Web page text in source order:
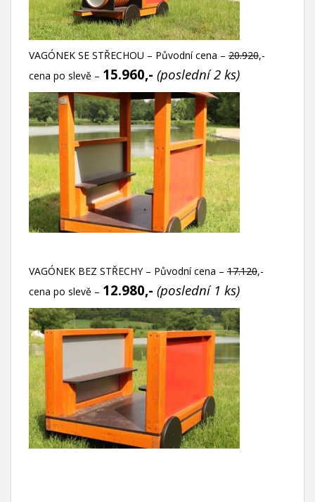
VAGÓNEK SE STŘECHOU – Původní cena – 20.920,-
cena po slevě – 15.960,- (poslední 2 ks)
VAGÓNEK BEZ STŘECHY – Původní cena – 17.120,-
cena po slevě – 12.980,- (poslední 1 ks)